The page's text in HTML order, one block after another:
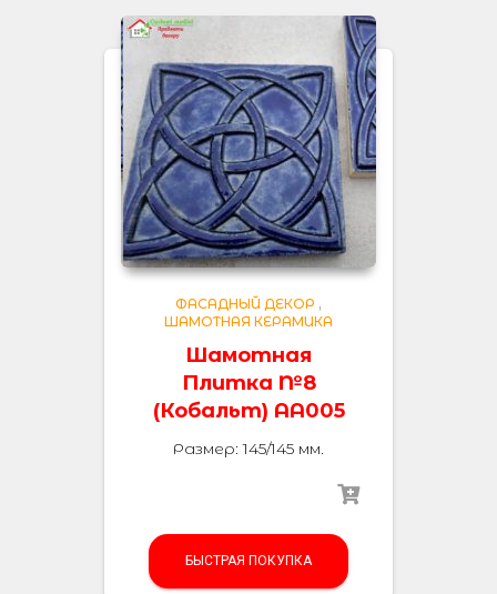
ФАСАДНЫЙ ДЕКОР ,
ШАМОТНАЯ КЕРАМИКА
Шамотная
Плитка №8
(Кобальт) AA005
Размер: 145/145 мм.
БЫСТРАЯ ПОКУПКА